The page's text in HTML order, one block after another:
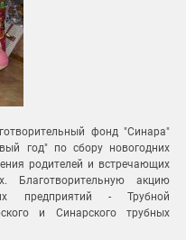
фонд "Синара"
год" по сбору новогодних
родителей и встречающих
Благотворительную акцию
предприятий - Трубной
и Синарского трубных